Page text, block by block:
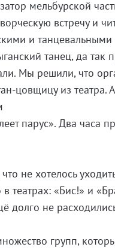
мельбурской
встречу и
и
танец, да
Мы решили, что
цовщицу из театра.
парус». Два часа
не хотелось
в театрах: «Бис!» и
долго не
групп,